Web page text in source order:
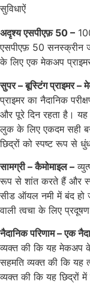
सुविधाऐं
अदृश्य एसपीएफ़ 50 –
एसपीएफ़ 50 सनस्क्रीन
के लिए एक मेकअप
सुपर – बूस्टिंग प्राइमर –
प्राइमर का नैदानिक
और पूरे दिन रहता है।
लुक के लिए एकदम सही
छिद्रों को स्पष्ट रूप से
सामग्री – कैमोमाइल –
रूप से शांत करते हैं और
सीड ऑयल नमी में बंद हो
वाली त्वचा के लिए
नैदानिक परिणाम – एक
व्यक्त की कि यह मेकअप
सहमति व्यक्त की कि यह
व्यक्त की कि यह छिद्रों